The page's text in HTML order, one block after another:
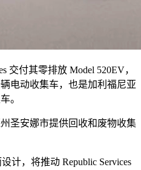
交付其零排放 Model 520EV，
电动收集车，也是加利福尼亚
。
圣安娜市提供回收和废物收集
计，将推动 Republic Services